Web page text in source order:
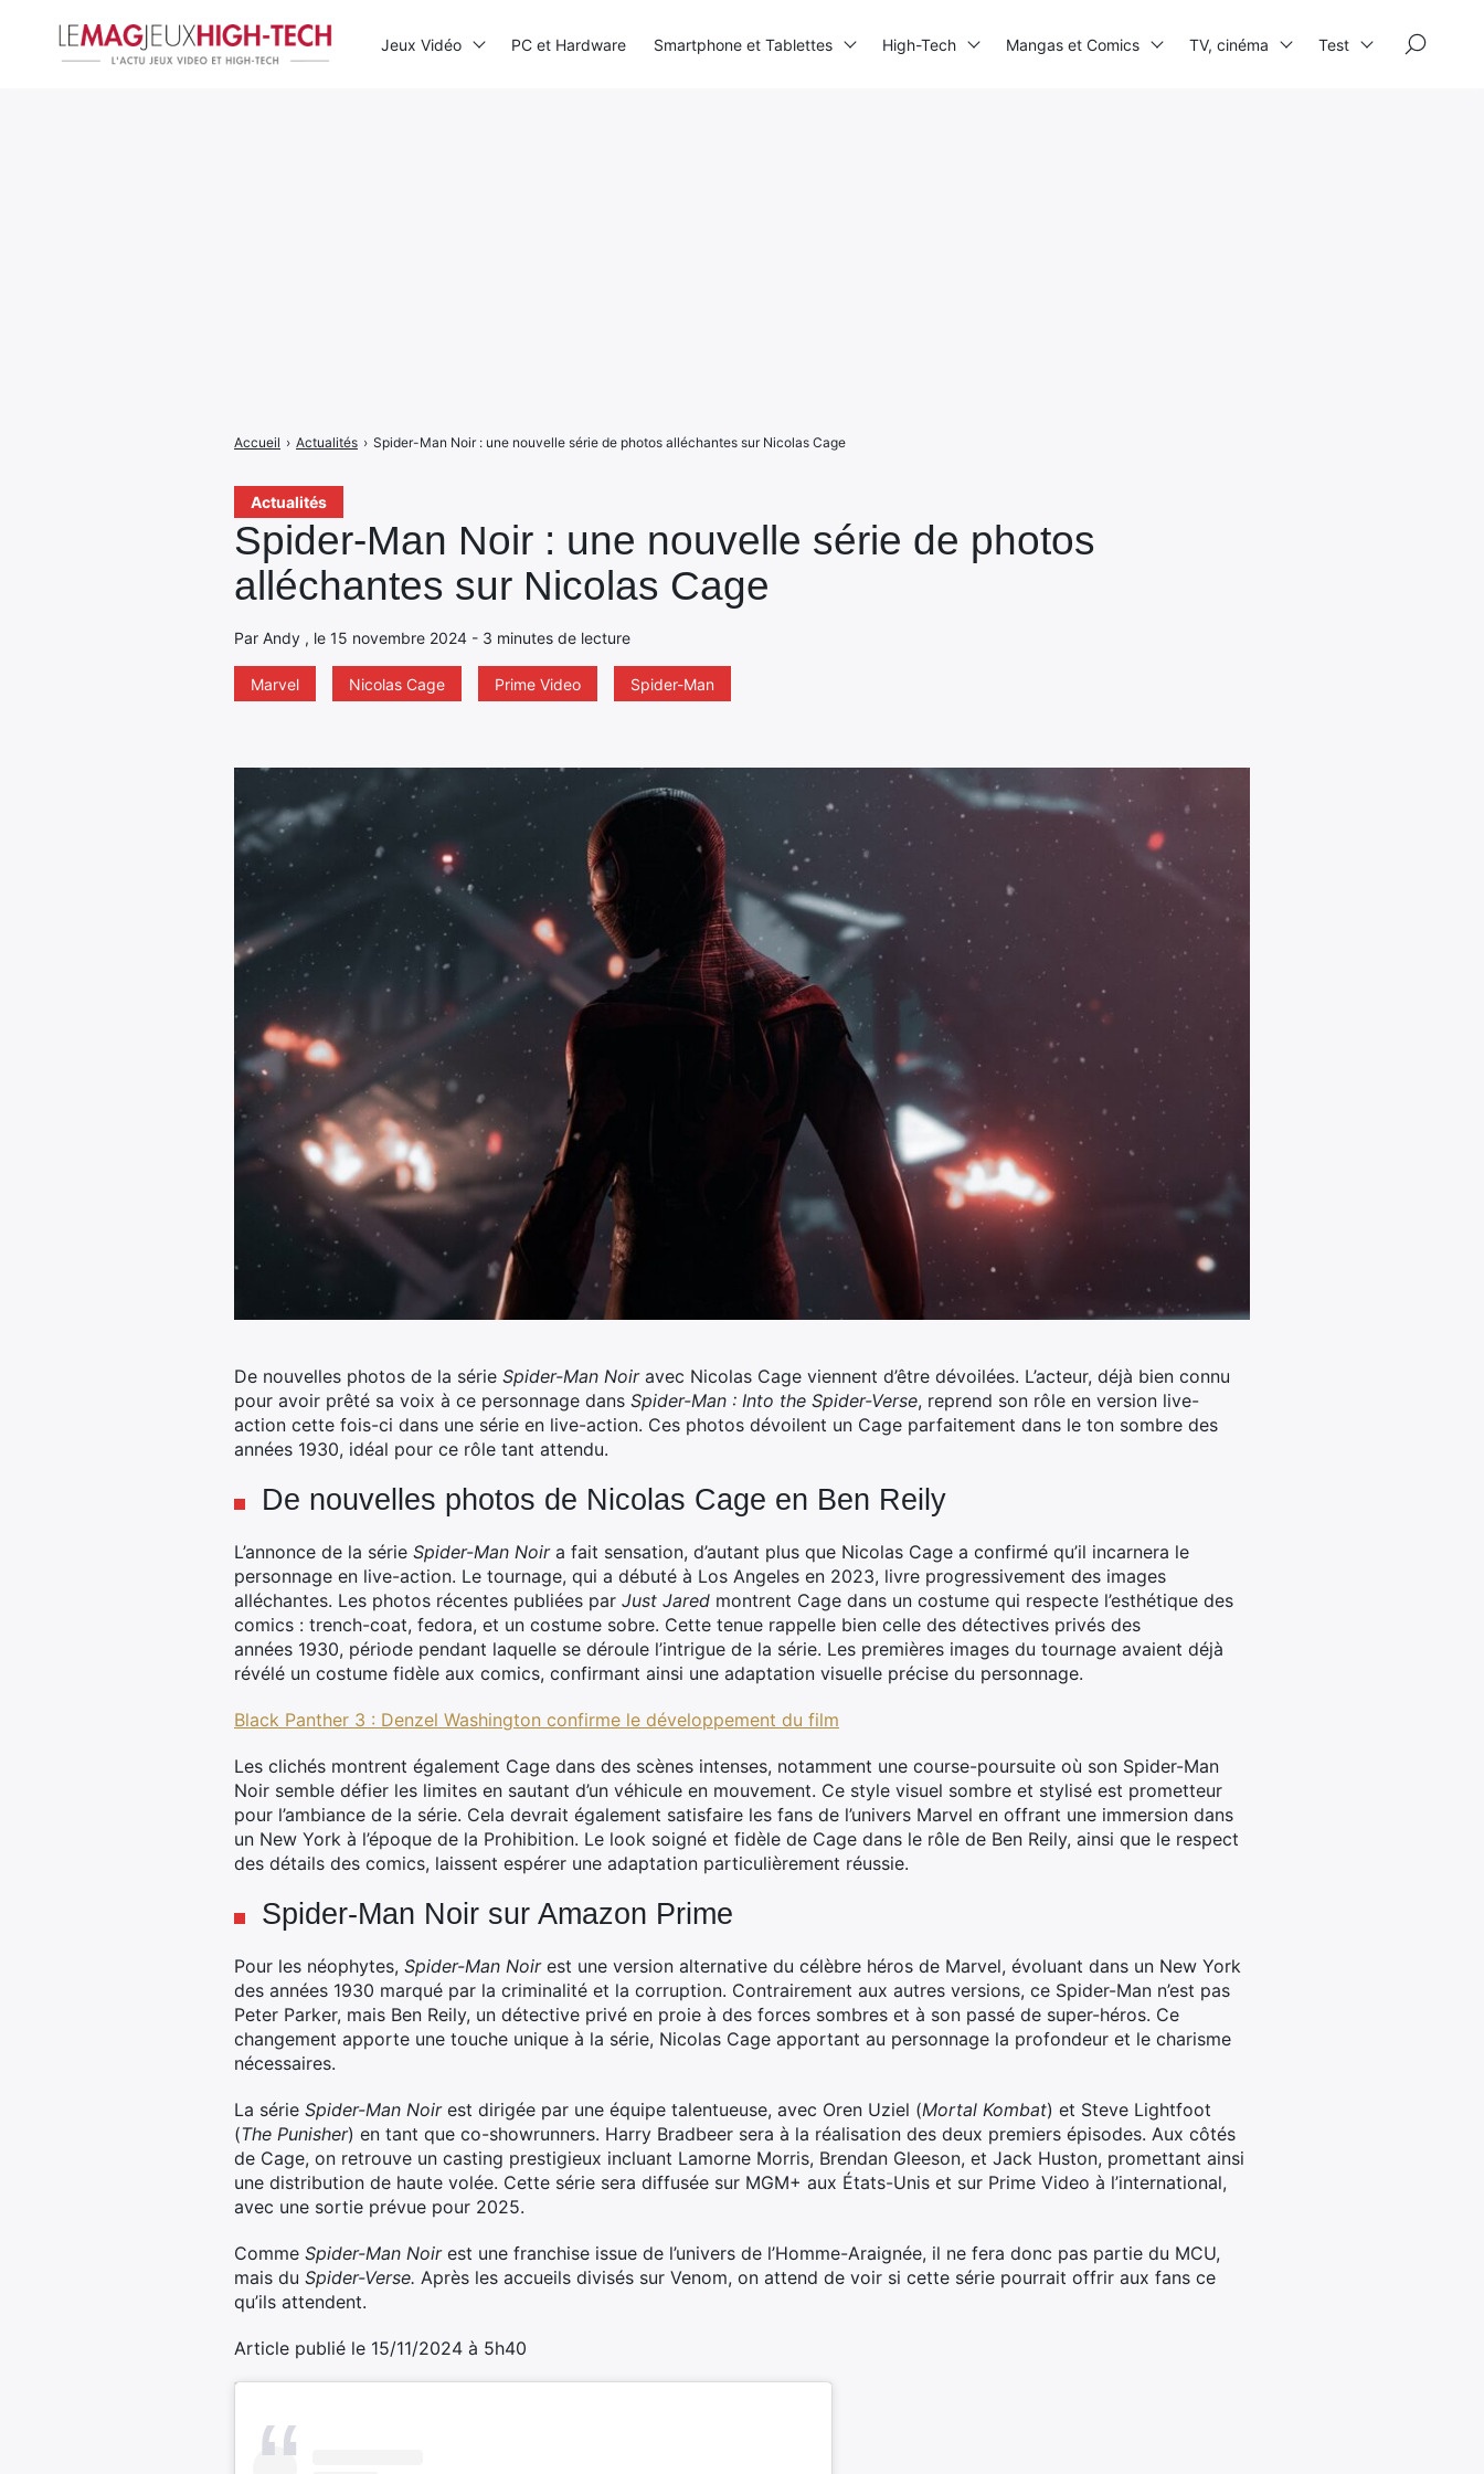
Actualités
Spider-Man Noir : une nouvelle série de photos
alléchantes sur Nicolas Cage
Par Andy , le 15 novembre 2024 - 3 minutes de lecture
Marvel Nicolas Cage Prime Video Spider-Man
Accueil › Actualités › Spider-Man Noir : une nouvelle série de photos alléchantes sur Nicolas Cage
De nouvelles photos de la série Spider-Man Noiravec Nicolas Cage viennent d’être dévoilées. L’acteur, déjà bien connu
pour avoir prêté sa voix à ce personnage dans Spider-Man : Into the Spider-Verse, reprend son rôle en version live-
action cette fois-ci dans une série en live-action. Ces photos dévoilent un Cage parfaitement dans le ton sombre des
années 1930, idéal pour ce rôle tant attendu.
De nouvelles photos de Nicolas Cage en Ben Reily
L’annonce de la série Spider-Man Noira fait sensation, d’autant plus que Nicolas Cage a confirmé qu’il incarnera le
personnage en live-action. Le tournage, qui a débuté à Los Angeles en 2023, livre progressivement des images
alléchantes. Les photos récentes publiées par Just Jared montrent Cage dans un costume qui respecte l’esthétique des
comics : trench-coat, fedora, et un costume sobre. Cette tenue rappelle bien celle des détectives privés des
années 1930, période pendant laquelle se déroule l’intrigue de la série. Les premières images du tournage avaient déjà
révélé un costume fidèle aux comics, confirmant ainsi une adaptation visuelle précise du personnage.
Black Panther 3 : Denzel Washington confirme le développement du film
Les clichés montrent également Cage dans des scènes intenses, notamment une course-poursuite où son Spider-Man
Noir semble défier les limites en sautant d’un véhicule en mouvement. Ce style visuel sombre et stylisé est prometteur
pour l’ambiance de la série. Cela devrait également satisfaire les fans de l’univers Marvel en offrant une immersion dans
un New York à l’époque de la Prohibition. Le look soigné et fidèle de Cage dans le rôle de Ben Reily, ainsi que le respect
des détails des comics, laissent espérer une adaptation particulièrement réussie.
Spider-Man Noir sur Amazon Prime
Pour les néophytes, Spider-Man Noirest une version alternative du célèbre héros de Marvel, évoluant dans un New York
des années 1930 marqué par la criminalité et la corruption. Contrairement aux autres versions, ce Spider-Man n’est pas
Peter Parker, mais Ben Reily, un détective privé en proie à des forces sombres et à son passé de super-héros. Ce
changement apporte une touche unique à la série, Nicolas Cage apportant au personnage la profondeur et le charisme
nécessaires.
La série Spider-Man Noirest dirigée par une équipe talentueuse, avec Oren Uziel (Mortal Kombat) et Steve Lightfoot
(The Punisher) en tant que co-showrunners. Harry Bradbeer sera à la réalisation des deux premiers épisodes. Aux côtés
de Cage, on retrouve un casting prestigieux incluant Lamorne Morris, Brendan Gleeson, et Jack Huston, promettant ainsi
une distribution de haute volée. Cette série sera diffusée sur MGM+ aux États-Unis et sur Prime Video à l’international,
avec une sortie prévue pour 2025.
Comme Spider-Man Noir est une franchise issue de l’univers de l’Homme-Araignée, il ne fera donc pas partie du MCU,
mais du Spider-Verse. Après les accueils divisés sur Venom, on attend de voir si cette série pourrait offrir aux fans ce
qu’ils attendent.
Article publié le 15/11/2024 à 5h40
Jeux Vidéo PC et Hardware Smartphone et Tablettes High-Tech Mangas et Comics TV, cinéma Test